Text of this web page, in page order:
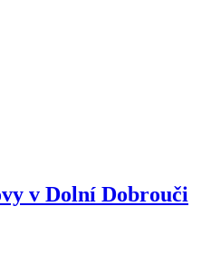
v Dolní Dobrouči